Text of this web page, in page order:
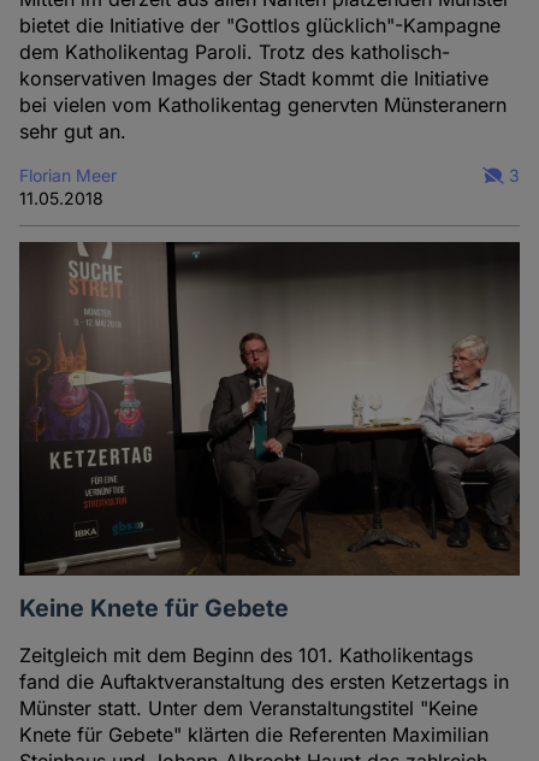
bietet die Initiative der "Gottlos glücklich"-Kampagne
dem Katholikentag Paroli. Trotz des katholisch-
konservativen Images der Stadt kommt die Initiative
bei vielen vom Katholikentag genervten Münsteranern
sehr gut an.
Florian Meer
11.05.2018
3
Keine Knete für Gebete
Zeitgleich mit dem Beginn des 101. Katholikentags
fand die Auftaktveranstaltung des ersten Ketzertags in
Münster statt. Unter dem Veranstaltungstitel "Keine
Knete für Gebete" klärten die Referenten Maximilian